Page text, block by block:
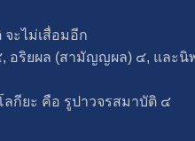
ไม่เสื่อมอีก
ยผล (สามัญญผล) ๔, และนิ
ะ คือ รูปาวจรสมาบัติ ๔